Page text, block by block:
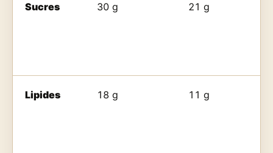
Sucres 30 g 21 g
Lipides 18 g 11 g